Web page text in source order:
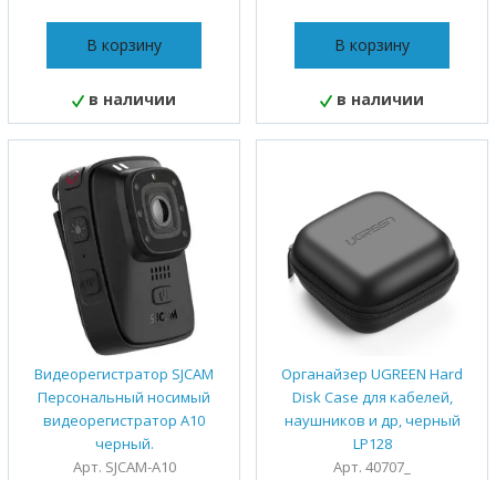
В корзину
в наличии
В корзину
в наличии
Видеорегистратор SJCAM
Персональный носимый
видеорегистратор A10
черный.
Арт. SJCAM-A10
Органайзер UGREEN Hard
Disk Case для кабелей,
наушников и др, черный
LP128
Арт. 40707_